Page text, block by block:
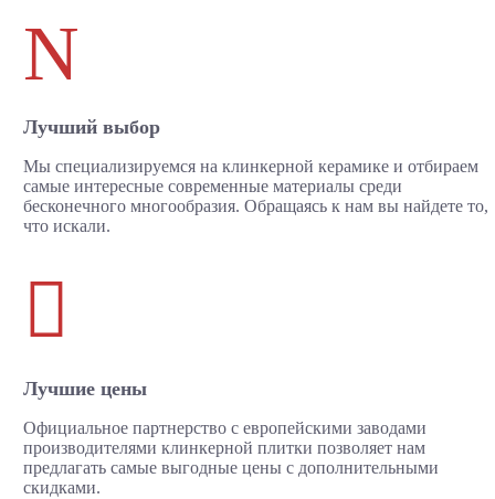
N
Лучший выбор
Мы специализируемся на клинкерной керамике и отбираем
самые интересные современные материалы среди
бесконечного многообразия. Обращаясь к нам вы найдете то,
что искали.

Лучшие цены
Официальное партнерство с европейскими заводами
производителями клинкерной плитки позволяет нам
предлагать самые выгодные цены с дополнительными
скидками.